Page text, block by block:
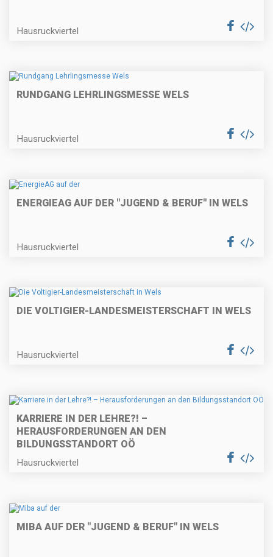
Hausruckviertel
RUNDGANG LEHRLINGSMESSE WELS
Hausruckviertel
ENERGIEAG AUF DER "JUGEND & BERUF" IN WELS
Hausruckviertel
DIE VOLTIGIER-LANDESMEISTERSCHAFT IN WELS
Hausruckviertel
KARRIERE IN DER LEHRE?! –
HERAUSFORDERUNGEN AN DEN
BILDUNGSSTANDORT OÖ
Hausruckviertel
MIBA AUF DER "JUGEND & BERUF" IN WELS